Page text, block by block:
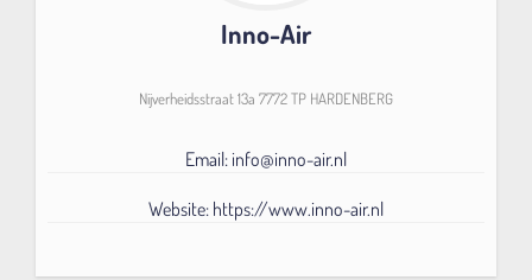
Inno-Air
Nijverheidsstraat 13a 7772 TP HARDENBERG
Email: info@inno-air.nl
Website: https://www.inno-air.nl